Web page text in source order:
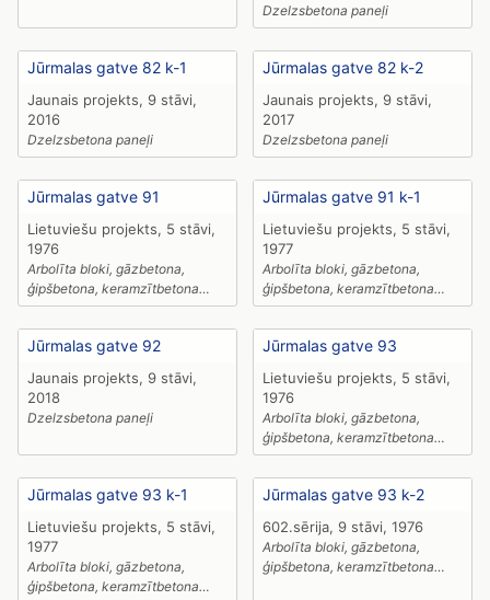
Dzelzsbetona paneļi
Jūrmalas gatve 82 k-1
Jaunais projekts, 9 stāvi,
2016
Dzelzsbetona paneļi
Jūrmalas gatve 82 k-2
Jaunais projekts, 9 stāvi,
2017
Dzelzsbetona paneļi
Jūrmalas gatve 91
Lietuviešu projekts, 5 stāvi,
1976
Arbolīta bloki, gāzbetona,
ģipšbetona, keramzītbetona
paneļi,
Jūrmalas gatve 91 k-1
Lietuviešu projekts, 5 stāvi,
1977
Arbolīta bloki, gāzbetona,
ģipšbetona, keramzītbetona
paneļi
Jūrmalas gatve 92
Jaunais projekts, 9 stāvi,
2018
Dzelzsbetona paneļi
Jūrmalas gatve 93
Lietuviešu projekts, 5 stāvi,
1976
Arbolīta bloki, gāzbetona,
ģipšbetona, keramzītbetona
paneļi,
Jūrmalas gatve 93 k-1
Lietuviešu projekts, 5 stāvi,
1977
Arbolīta bloki, gāzbetona,
ģipšbetona, keramzītbetona
Jūrmalas gatve 93 k-2
602.sērija, 9 stāvi, 1976
Arbolīta bloki, gāzbetona,
ģipšbetona, keramzītbetona